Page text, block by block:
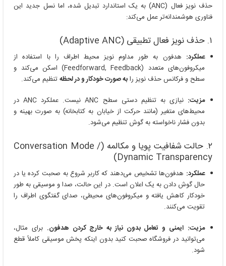
حذف نویز فعال (ANC) به یک استاندارد تبدیل شده، اما نسل جدید این
فناوری هوشمندانه‌تر عمل می‌کند:
۱. حذف نویز فعال تطبیقی (Adaptive ANC)
عملکرد: هدفون به طور مداوم نویز محیط اطراف را با استفاده از
میکروفون‌های متعدد (Feedforward, Feedback) اسکن می‌کند و
سطح و فرکانس حذف نویز رابه صورت خودکار و در لحظهتنظیم می‌کند.
مزیت:
نیازی به تنظیم دستی سطح ANC نیست. عملکرد ANC در
محیط‌های متغیر (مانند حرکت از خیابان به کتابخانه) به صورت بهینه و
بدون فشار ناخواسته به گوش تنظیم می‌شود.
۲. حالت شفافیت پویا و مکالمه (Conversation Mode /
Dynamic Transparency)
عملکرد: هدفون‌ها تشخیص می‌دهند که کاربر شروع به صحبت کرده یا در
حال گوش دادن به یک اعلان است. در این حالت، صدا و موسیقی به طور
خودکار کاهش یافته و میکروفون‌های محیطی، صدای گفتگوی اطراف را
تقویت می‌کنند.
مزیت: ایمنی و تعامل بدون نیاز به خارج کردن هدفون. برای مثال،
می‌توانید در فروشگاه صحبت کنید بدون اینکه پخش موسیقی کاملاً قطع
شود.